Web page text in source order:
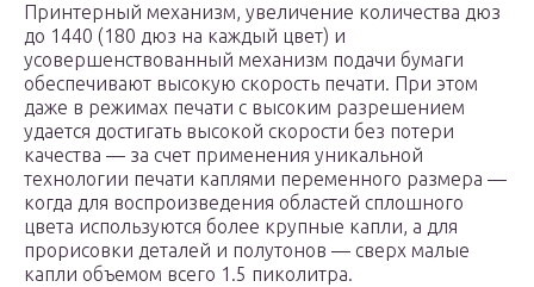
Принтерный механизм, увеличение количества дюз
до 1440 (180 дюз на каждый цвет) и
усовершенствованный механизм подачи бумаги
обеспечивают высокую скорость печати. При этом
даже в режимах печати с высоким разрешением
удается достигать высокой скорости без потери
качества — за счет применения уникальной
технологии печати каплями переменного размера —
когда для воспроизведения областей сплошного
цвета используются более крупные капли, а для
прорисовки деталей и полутонов — сверх малые
капли объемом всего 1.5 пиколитра.